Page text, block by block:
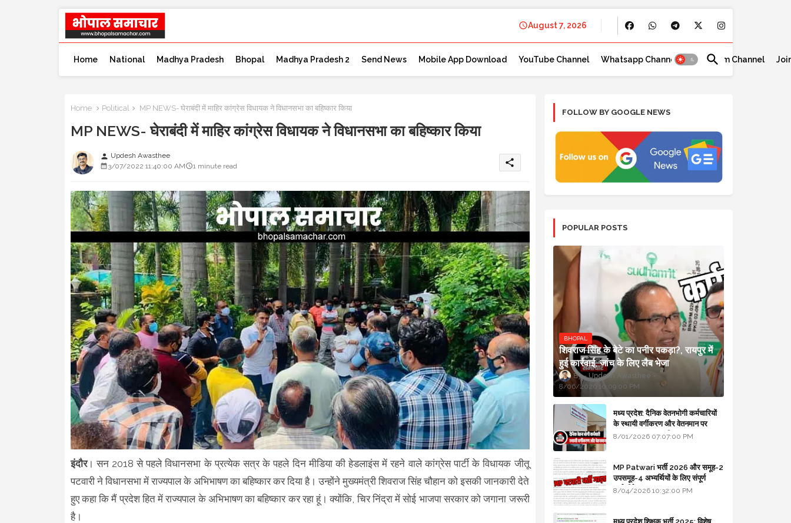
August 7, 2026
Home National Madhya Pradesh Bhopal Madhya Pradesh 2 Send News Mobile App Download YouTube Channel Whatsapp Channel Telegram Channel
Home Political MP NEWS- घेराबंदी में माहिर कांग्रेस विधायक ने विधानसभा का बहिष्कार किया
MP NEWS- घेराबंदी में माहिर कांग्रेस विधायक ने विधानसभा का बहिष्कार किया
person Updesh Awasthee
3/07/2022 11:40:00 AM
1 minute read share
इंदौर। सन 2018 से पहले विधानसभा के प्रत्येक सत्र के पहले दिन मीडिया की हेडलाइंस में रहने वाले कांग्रेस पार्टी के विधायक जीतू
पटवारी ने विधानसभा में राज्यपाल के अभिभाषण का बहिष्कार कर दिया है। उन्होंने मुख्यमंत्री शिवराज सिंह चौहान को इसकी जानकारी देते
हुए कहा कि मैं प्रदेश हित में राज्यपाल के अभिभाषण का बहिष्कार कर रहा हूं। क्योंकि, चिर निंद्रा में सोई भाजपा सरकार को जगाना जरूरी
है।
FOLLOW BY GOOGLE NEWS
POPULAR POSTS
BHOPAL
शिवराज सिंह के बेटे का पनीर पकड़ा?, रायपुर में
हुई कार्रवाई, जांच के लिए लैब भेजा
Updesh Awasthee
8/06/2026 10:09:00 PM
मध्य प्रदेश: दैनिक वेतनभोगी कर्मचारियों
के स्थायी वर्गीकरण और वेतनमान पर
सरकार का बड़ा स्पष्टीकरण
8/01/2026 07:07:00 PM
MP Patwari भर्ती 2026 और समूह-2
उपसमूह-4 अभ्यर्थियों के लिए संपूर्ण
मार्गदर्शिका
8/04/2026 10:32:00 PM